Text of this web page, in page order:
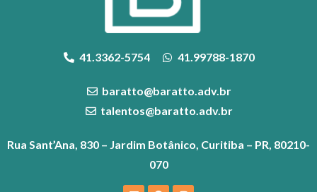
41.3362-5754 41.99788-1870
baratto@baratto.adv.br
talentos@baratto.adv.br
Rua Sant’Ana, 830 – Jardim Botânico, Curitiba – PR, 80210-
070